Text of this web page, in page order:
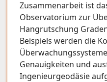
Zusammenarbeit ist
Observatorium zur
Hangrutschung
Beispiels werden die
Genauigkeiten und
Ingenieurgeodäsie